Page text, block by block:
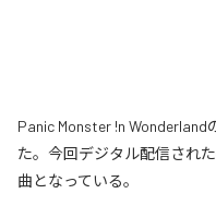
Panic Monster !n Wonderland
た。今回デジタル配信された
曲となっている。